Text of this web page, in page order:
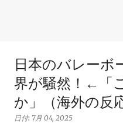
日本のバレーボ
界が騒然！←「
か」（海外の反
日付: 7月 04, 2025